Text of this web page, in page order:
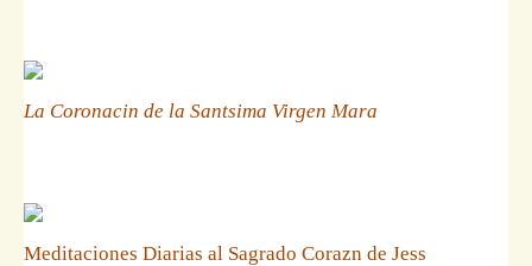
La Coronacin de la Santsima Virgen Mara
Meditaciones Diarias al Sagrado Corazn de Jess